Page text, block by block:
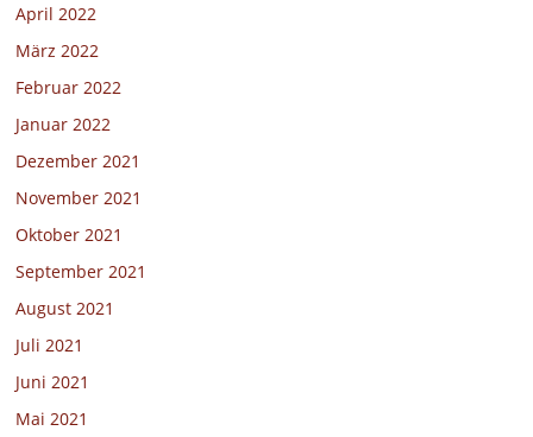
April 2022
März 2022
Februar 2022
Januar 2022
Dezember 2021
November 2021
Oktober 2021
September 2021
August 2021
Juli 2021
Juni 2021
Mai 2021